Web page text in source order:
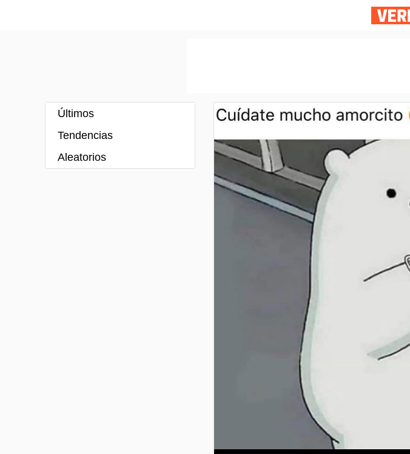
Últimos
Tendencias
Aleatorios